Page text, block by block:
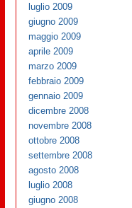
luglio 2009
giugno 2009
maggio 2009
aprile 2009
marzo 2009
febbraio 2009
gennaio 2009
dicembre 2008
novembre 2008
ottobre 2008
settembre 2008
agosto 2008
luglio 2008
giugno 2008